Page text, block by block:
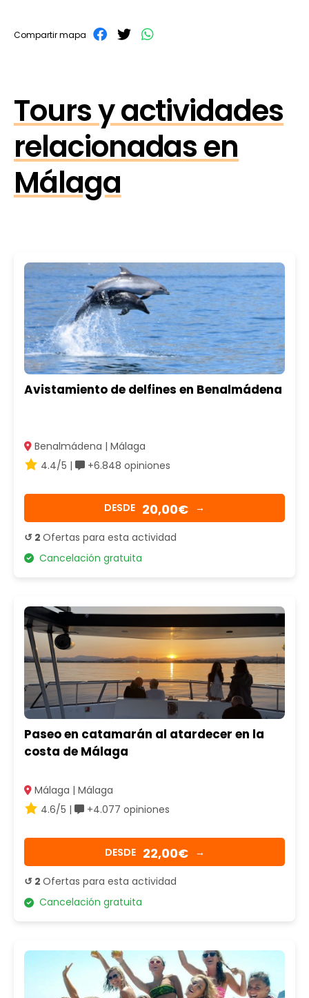
Compartir mapa
Tours y actividades
relacionadas en
Málaga
Avistamiento de delfines en Benalmádena
Benalmádena | Málaga
4.4/5 |
+6.848 opiniones
DESDE 20,00€ →
↺ 2 Ofertas para esta actividad
Cancelación gratuita
Paseo en catamarán al atardecer en la
costa de Málaga
Málaga | Málaga
4.6/5 |
+4.077 opiniones
DESDE 22,00€ →
↺ 2 Ofertas para esta actividad
Cancelación gratuita